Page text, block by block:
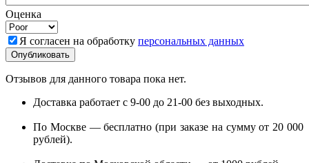
Оценка
Я согласен на обработку персональных данных
Отзывов для данного товара пока нет.
Доставка работает с 9-00 до 21-00 без выходных.
По Москве — бесплатно (при заказе на сумму от 20 000
рублей).